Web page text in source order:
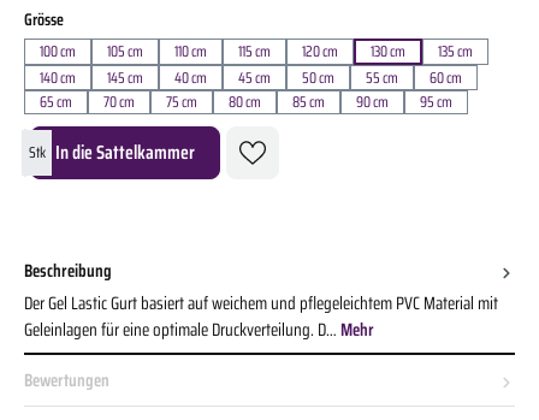
Grösseauswählen
100 cm 105 cm 110 cm 115 cm 120 cm 130 cm
135 cm
140 cm
145 cm 40 cm 45 cm 50 cm 55 cm
60 cm
65 cm
70 cm 75 cm 80 cm 85 cm 90 cm 95 cm
Produkt Anzahl: Gib den gewünschten Wert ein oder benutze die Schaltflächen um die
Stk In die Sattelkammer
Beschreibung
Der Gel Lastic Gurt basiert auf weichem und pflegeleichtem PVC Material mit
Geleinlagen für eine optimale Druckverteilung. D…Mehr
Bewertungen